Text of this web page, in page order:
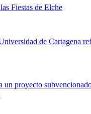
Fiestas de Elche
de Cartagena
proyecto